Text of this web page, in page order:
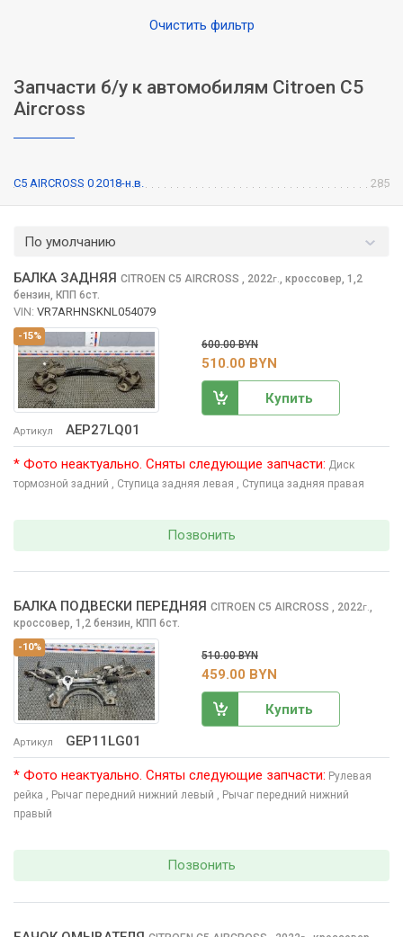
Очистить фильтр
Запчасти б/у к автомобилям Citroen C5
Aircross
C5 AIRCROSS 0 2018-н.в. 285
По умолчанию
-15%
Артикул AEP27LQ01
БАЛКА ЗАДНЯЯ CITROEN C5 AIRCROSS , 2022г., кроссовер, 1,2
бензин, КПП 6ст.
VIN: VR7ARHNSKNL054079
600.00 BYN
510.00 BYN
Купить
* Фото неактуально. Сняты следующие запчасти: Диск
тормозной задний
, Ступица задняя левая , Ступица задняя правая
Позвонить
-10%
Артикул GEP11LG01
БАЛКА ПОДВЕСКИ ПЕРЕДНЯЯ CITROEN C5 AIRCROSS , 2022г.,
кроссовер, 1,2 бензин, КПП 6ст.
510.00 BYN
459.00 BYN
Купить
* Фото неактуально. Сняты следующие запчасти: Рулевая
рейка
, Рычаг передний нижний левый
, Рычаг передний нижний
правый
Позвонить